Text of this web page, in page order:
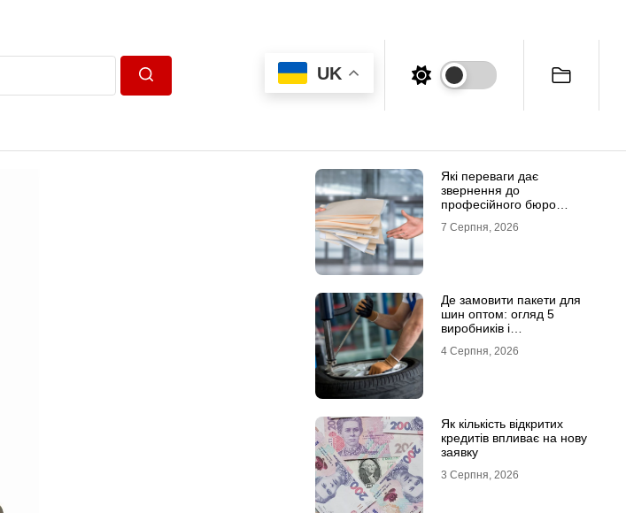
UK
Які переваги дає
звернення до
професійного бюро
7 Серпня, 2026
Де замовити пакети для
шин оптом: огляд 5
виробників і
4 Серпня, 2026
Як кількість відкритих
кредитів впливає на нову
заявку
3 Серпня, 2026